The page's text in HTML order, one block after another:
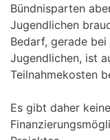
Bündnisparten
Jugendlichen
Bedarf, gerade
Jugendlichen, ist
Teilnahmekosten
Es gibt daher